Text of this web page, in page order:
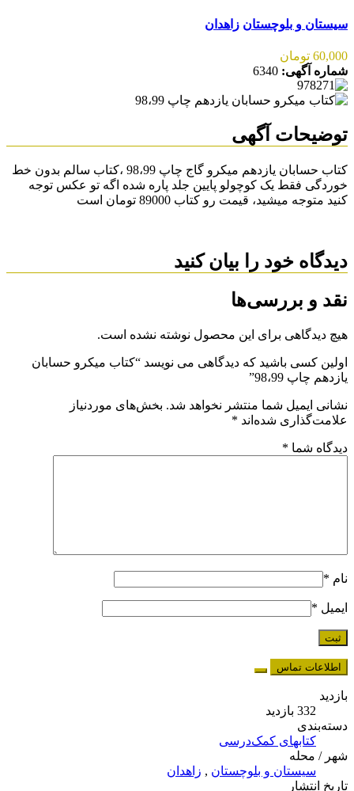
سیستان و بلوچستان زاهدان
60,000 تومان
شماره آگهی: 6340
توضیحات آگهی
کتاب حسابان یازدهم میکرو گاج چاپ 98،99 ،کتاب سالم بدون خط
خوردگی فقط یک کوچولو پایین جلد پاره شده اگه تو عکس توجه
کنید متوجه میشید، قیمت رو کتاب 89000 تومان است
دیدگاه خود را بیان کنید
نقد و بررسی‌ها
هیچ دیدگاهی برای این محصول نوشته نشده است.
اولین کسی باشید که دیدگاهی می نویسد “کتاب میکرو حسابان
یازدهم چاپ 98،99”
نشانی ایمیل شما منتشر نخواهد شد.بخش‌های موردنیاز
علامت‌گذاری شده‌اند *
دیدگاه شما *
نام *
ایمیل *
اطلاعات تماس
بازدید
332 بازدید
دسته‌بندی
کتابهای کمک‌درسی
شهر / محله
سیستان و بلوچستان, زاهدان
تاریخ انتشار